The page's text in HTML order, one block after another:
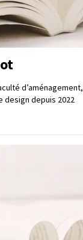
d’aménagement,
design depuis 2022